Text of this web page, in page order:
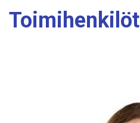
Toimihenkilöt